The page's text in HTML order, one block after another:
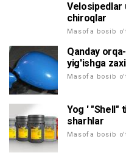
Velosipedlar
chiroqlar
Masofa bosib
Qanday
yig'ishga
Masofa bosib
Yog ' "Shell"
sharhlar
Masofa bosib